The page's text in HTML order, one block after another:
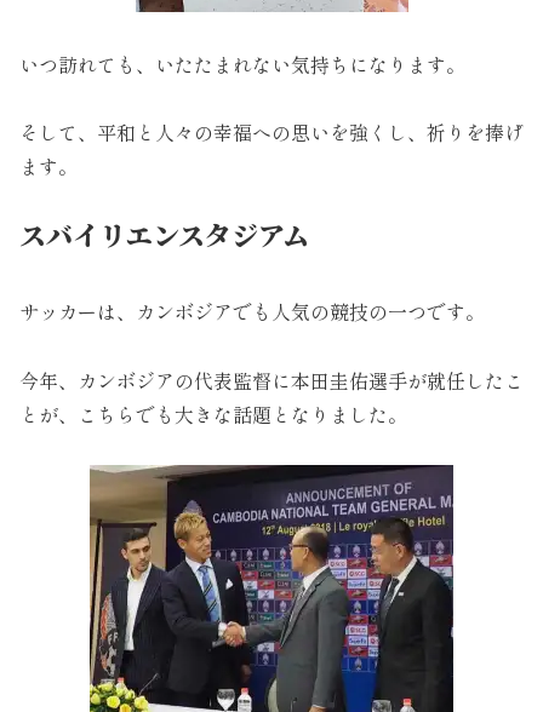
いつ訪れても、いたたまれない気持ちになります。
そして、平和と人々の幸福への思いを強くし、祈りを捧げ
ます。
スバイリエンスタジアム
サッカーは、カンボジアでも人気の競技の一つです。
今年、カンボジアの代表監督に本田圭佑選手が就任したこ
とが、こちらでも大きな話題となりました。